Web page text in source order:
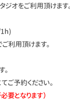
オをご利用頂けます
利用頂けます。
ご予約ください。
要となります）